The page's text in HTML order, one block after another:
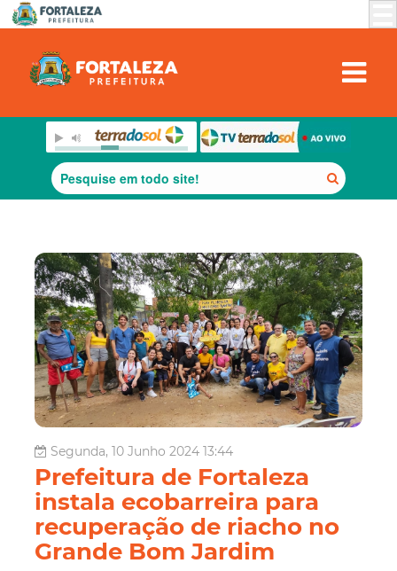
Segunda, 10 Junho 2024 13:44
Prefeitura de Fortaleza
instala ecobarreira para
recuperação de riacho no
Grande Bom Jardim